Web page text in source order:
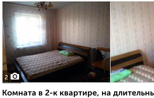
2
Комната в 2-к квартире, на